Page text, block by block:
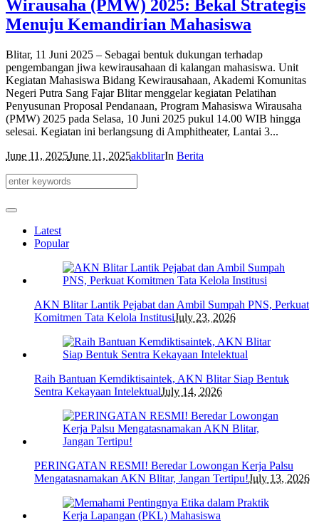
Wirausaha (PMW) 2025: Bekal Strategis
Menuju Kemandirian Mahasiswa
Blitar, 11 Juni 2025 – Sebagai bentuk dukungan terhadap
pengembangan jiwa kewirausahaan di kalangan mahasiswa. Unit
Kegiatan Mahasiswa Bidang Kewirausahaan, Akademi Komunitas
Negeri Putra Sang Fajar Blitar menggelar kegiatan Pelatihan
Penyusunan Proposal Pendanaan, Program Mahasiswa Wirausaha
(PMW) 2025 pada Selasa, 10 Juni 2025 pukul 14.00 WIB hingga
selesai. Kegiatan ini berlangsung di Amphitheater, Lantai 3...
June 11, 2025June 11, 2025akblitarIn Berita
Latest
Popular
AKN Blitar Lantik Pejabat dan Ambil Sumpah PNS, Perkuat
Komitmen Tata Kelola InstitusiJuly 23, 2026
Raih Bantuan Kemdiktisaintek, AKN Blitar Siap Bentuk
Sentra Kekayaan IntelektualJuly 14, 2026
PERINGATAN RESMI! Beredar Lowongan Kerja Palsu
Mengatasnamakan AKN Blitar, Jangan Tertipu!July 13, 2026